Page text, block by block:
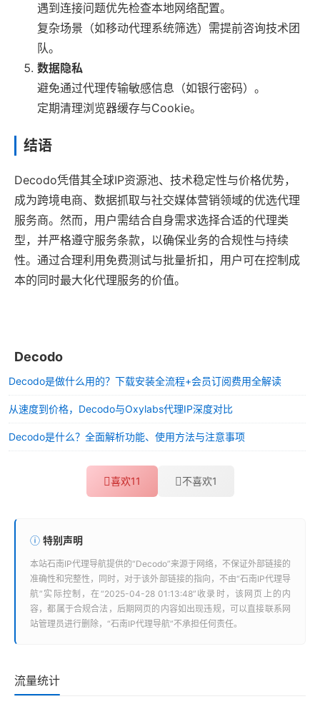
遇到连接问题优先检查本地网络配置。
复杂场景（如移动代理系统筛选）需提前咨询技术团
队。
数据隐私
避免通过代理传输敏感信息（如银行密码）。
定期清理浏览器缓存与Cookie。
结语
Decodo凭借其全球IP资源池、技术稳定性与价格优势，
成为跨境电商、数据抓取与社交媒体营销领域的优选代理
服务商。然而，用户需结合自身需求选择合适的代理类
型，并严格遵守服务条款，以确保业务的合规性与持续
性。通过合理利用免费测试与批量折扣，用户可在控制成
本的同时最大化代理服务的价值。
Decodo
Decodo是做什么用的？下载安装全流程+会员订阅费用全解读
从速度到价格，Decodo与Oxylabs代理IP深度对比
Decodo是什么？全面解析功能、使用方法与注意事项
喜欢11 不喜欢1
特别声明
本站石南IP代理导航提供的“Decodo”来源于网络，不保证外部链接的
准确性和完整性，同时，对于该外部链接的指向，不由“石南IP代理导
航”实际控制，在“2025-04-28 01:13:48”收录时，该网页上的内
容，都属于合规合法，后期网页的内容如出现违规，可以直接联系网
站管理员进行删除，“石南IP代理导航”不承担任何责任。
流量统计